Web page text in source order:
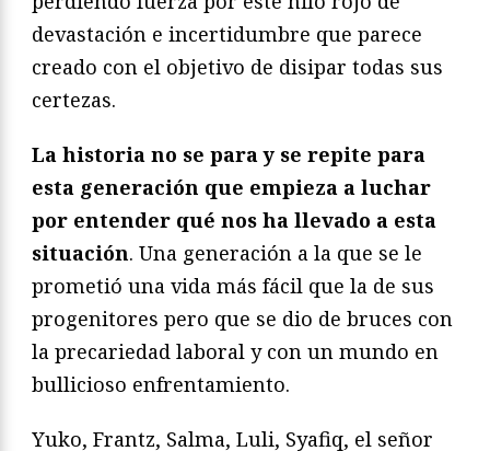
devastación e incertidumbre que parece
creado con el objetivo de disipar todas sus
certezas.
La historia no se para y se repite para
esta generación que empieza a luchar
por entender qué nos ha llevado a esta
situación. Una generación a la que se le
prometió una vida más fácil que la de sus
progenitores pero que se dio de bruces con
la precariedad laboral y con un mundo en
bullicioso enfrentamiento.
Yuko, Frantz, Salma, Luli, Syafiq, el señor